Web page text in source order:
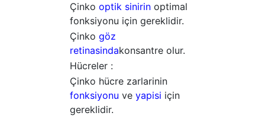
Çinko optik sinirin optimal
fonksiyonu için gereklidir.
Çinko göz
retinasindakonsantre olur.
Hücreler :
Çinko hücre zarlarinin
fonksiyonu ve yapisi için
gereklidir.